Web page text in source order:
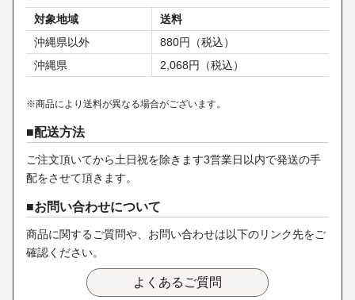
対象地域
送料
沖縄県以外
880円（税込）
沖縄県
2,068円（税込）
※商品により送料が異なる場合がございます。
配送方法
ご注文頂いてから土日祝を除きます3営業日以内で発送の手
配をさせて頂きます。
お問い合わせについて
商品に関するご質問や、お問い合わせは以下のリンク先をご
確認ください。
よくあるご質問